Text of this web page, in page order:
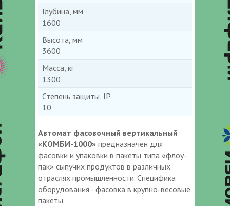
Глубина, мм
1600
Высота, мм
3600
Масса, кг
1300
Степень защиты, IP
10
Автомат фасовочный вертикальный
«КОМБИ-1000» предназначен для
фасовки и упаковки в пакеты типа «флоу-
пак» сыпучих продуктов в различных
отраслях промышленности. Специфика
оборудования - фасовка в крупно-весовые
пакеты.